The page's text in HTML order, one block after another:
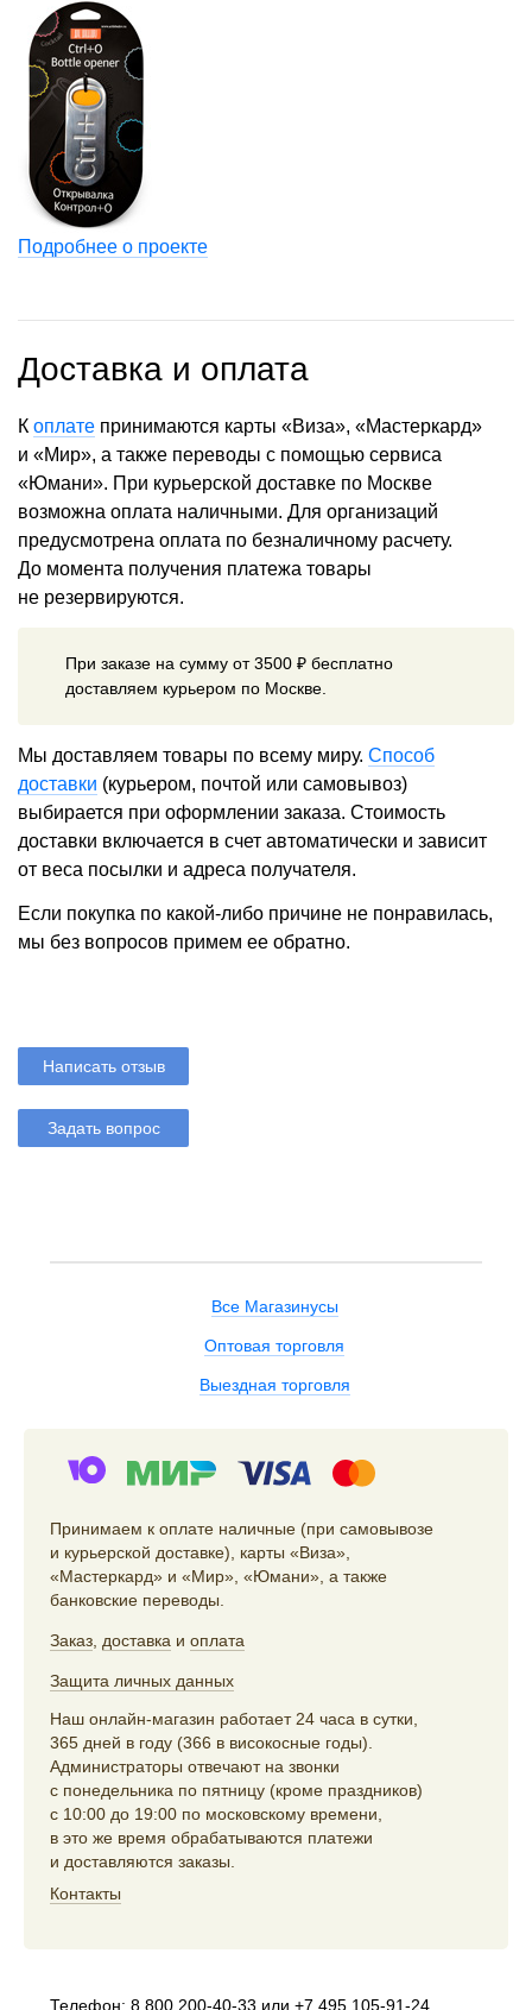
Подробнее о проекте
Доставка и оплата
К оплате принимаются карты «Виза», «Мастеркард»
и «Мир», а также переводы с помощью сервиса
«Юмани». При курьерской доставке по Москве
возможна оплата наличными. Для организаций
предусмотрена оплата по безналичному расчету.
До момента получения платежа товары
не резервируются.
При заказе на сумму от 3500 ₽ бесплатно
доставляем курьером по Москве.
Мы доставляем товары по всему миру. Способ
доставки (курьером, почтой или самовывоз)
выбирается при оформлении заказа. Стоимость
доставки включается в счет автоматически и зависит
от веса посылки и адреса получателя.
Если покупка по какой-либо причине не понравилась,
мы без вопросов примем ее обратно.
Написать отзыв
Задать вопрос
Все Магазинусы
Оптовая торговля
Выездная торговля
Принимаем к оплате наличные (при самовывозе
и курьерской доставке), карты «Виза»,
«Мастеркард» и «Мир», «Юмани», а также
банковские переводы.
Заказ доставка и оплата
Защита личных данных
Наш онлайн-магазин работает 24 часа в сутки,
365 дней в году (366 в високосные годы).
Администраторы отвечают на звонки
с понедельника по пятницу (кроме праздников)
с 10:00 до 19:00 по московскому времени,
в это же время обрабатываются платежи
и доставляются заказы.
Контакты
Телефон: 8 800 200-40-33 или +7 495 105-91-24